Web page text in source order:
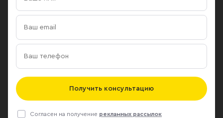
Получить консультацию
Согласен на получение рекламных рассылок